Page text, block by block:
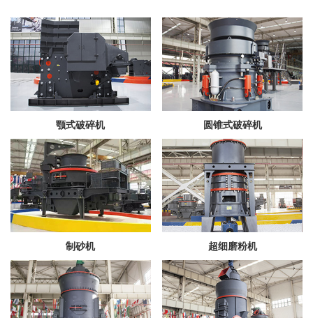
颚式破碎机 圆锥式破碎机
制砂机 超细磨粉机